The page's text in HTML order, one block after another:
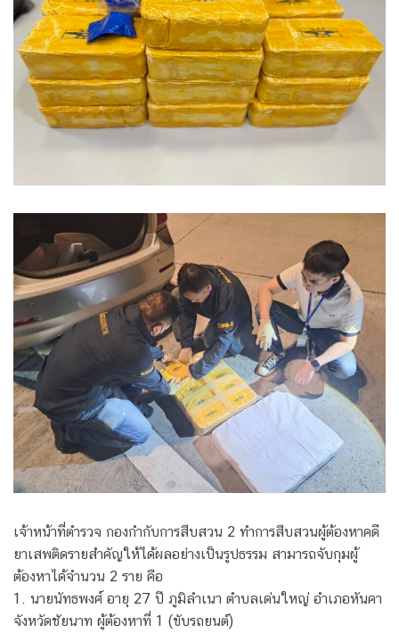
เจ้าหน้าที่ตำรวจ กองกำกับการสืบสวน 2 ทำการสืบสวนผู้ต้องหาคดี
ยาเสพติดรายสำคัญให้ได้ผลอย่างเป็นรูปธรรม สามารถจับกุมผู้
ต้องหาได้จำนวน 2 ราย คือ
1. นายนัทธพงศ์ อายุ 27 ปี ภูมิลำเนา ตำบลเด่นใหญ่ อำเภอหันคา
จังหวัดชัยนาท ผู้ต้องหาที่ 1 (ขับรถยนต์)